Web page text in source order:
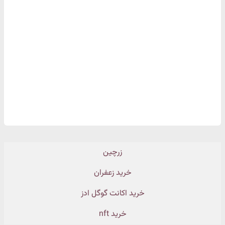
زرچین
خرید زعفران
خرید اکانت گوگل ادز
خرید nft